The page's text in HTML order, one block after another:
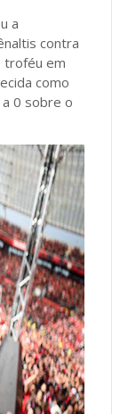
a
contra
troféu em
como
0 sobre o